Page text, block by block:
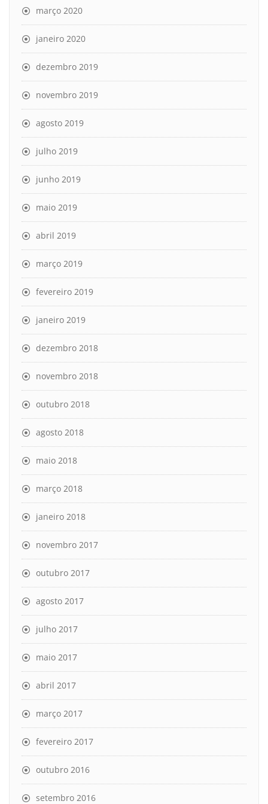
março 2020
janeiro 2020
dezembro 2019
novembro 2019
agosto 2019
julho 2019
junho 2019
maio 2019
abril 2019
março 2019
fevereiro 2019
janeiro 2019
dezembro 2018
novembro 2018
outubro 2018
agosto 2018
maio 2018
março 2018
janeiro 2018
novembro 2017
outubro 2017
agosto 2017
julho 2017
maio 2017
abril 2017
março 2017
fevereiro 2017
outubro 2016
setembro 2016